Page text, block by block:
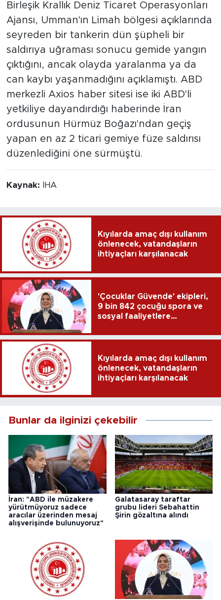
Birleşik Krallık Deniz Ticaret Operasyonları
Ajansı, Umman'ın Limah bölgesi açıklarında
seyreden bir tankerin dün şüpheli bir
saldırıya uğraması sonucu gemide yangın
çıktığını, ancak olayda yaralanma ya da
can kaybı yaşanmadığını açıklamıştı. ABD
merkezli Axios haber sitesi ise iki ABD'li
yetkiliye dayandırdığı haberinde İran
ordusunun Hürmüz Boğazı'ndan geçiş
yapan en az 2 ticari gemiye füze saldırısı
düzenlediğini öne sürmüştü.
Kaynak: İHA
Kıyılarda amaç dışı kullanım
önlenecek, vatandaşların
ihtiyaçları karşılanacak
'Çocuklar Güvende' ekipleri,
9 bin 842 çocuğu spora ve
sosyal faaliyetlere
Kıyılarda amaç dışı kullanım
önlenecek, vatandaşların
ihtiyaçları karşılanacak
Bunlar da ilginizi çekebilir
İran: "ABD ile müzakere
yürütmüyoruz sadece
aracılar üzerinden mesaj
alışverişinde bulunuyoruz"
Galatasaray taraftar
grubu lideri Sebahattin
Şirin gözaltına alındı